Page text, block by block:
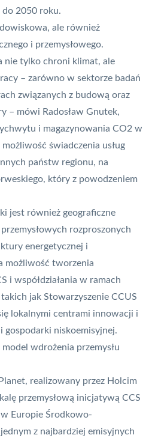
2050 roku.
ale również
i przemysłowego.
nie tylko chroni klimat, ale
– zarówno w sektorze badań
związanych z budową oraz
– mówi Radosław Gnutek,
i magazynowania CO2 w
świadczenia usług
państw regionu, na
który z powodzeniem
jest również geograficzne
rozproszonych
energetycznej i
możliwość tworzenia
i współdziałania w ramach
jak Stowarzyszenie CCUS
lokalnymi centrami innowacji i
niskoemisyjnej.
wdrożenia przemysłu
realizowany przez Holcim
przemysłową inicjatywą CCS
Europie Środkowo-
z najbardziej emisyjnych